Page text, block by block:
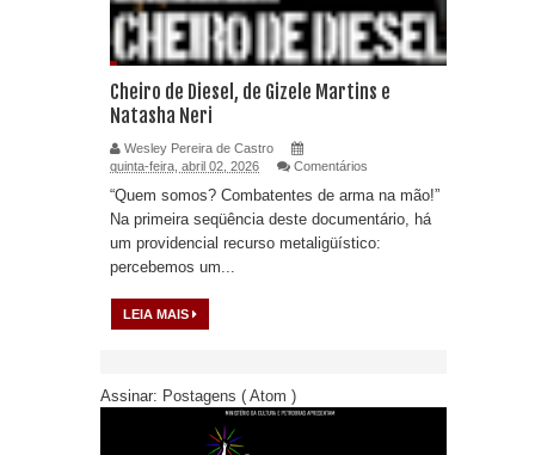
Cheiro de Diesel, de Gizele Martins e
Natasha Neri
Wesley Pereira de Castro
quinta-feira, abril 02, 2026
Comentários
“Quem somos? Combatentes de arma na mão!”
Na primeira seqüência deste documentário, há
um providencial recurso metaligüístico:
percebemos um...
LEIA MAIS
Assinar: Postagens ( Atom )